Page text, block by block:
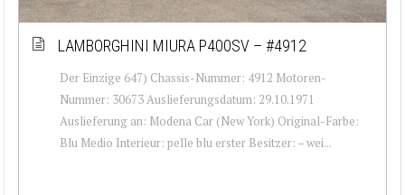
LAMBORGHINI MIURA P400SV – #4912
Der Einzige 647) Chassis-Nummer: 4912 Motoren-
Nummer: 30673 Auslieferungsdatum: 29.10.1971
Auslieferung an: Modena Car (New York) Original-Farbe:
Blu Medio Interieur: pelle blu erster Besitzer: – wei...